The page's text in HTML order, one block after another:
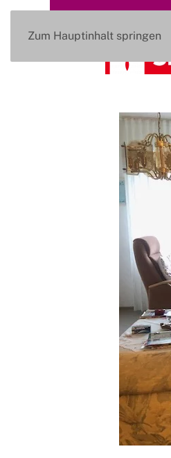
Zum Hauptinhalt springen
Diese Seite